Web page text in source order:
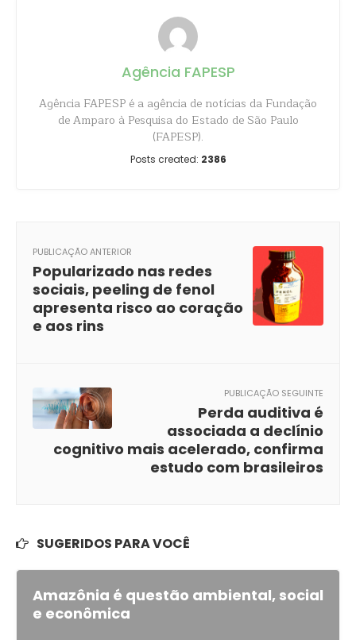
Agência FAPESP
Agência FAPESP é a agência de notícias da Fundação
de Amparo à Pesquisa do Estado de São Paulo
(FAPESP).
Posts created: 2386
PUBLICAÇÃO ANTERIOR
Popularizado nas redes
sociais, peeling de fenol
apresenta risco ao coração
e aos rins
PUBLICAÇÃO SEGUINTE
Perda auditiva é
associada a declínio
cognitivo mais acelerado, confirma
estudo com brasileiros
SUGERIDOS PARA VOCÊ
Amazônia é questão ambiental, social
e econômica